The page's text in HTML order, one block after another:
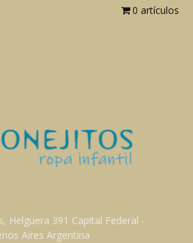
0 artículos
Helguera 391 Capital Federal -
Aires Argentina